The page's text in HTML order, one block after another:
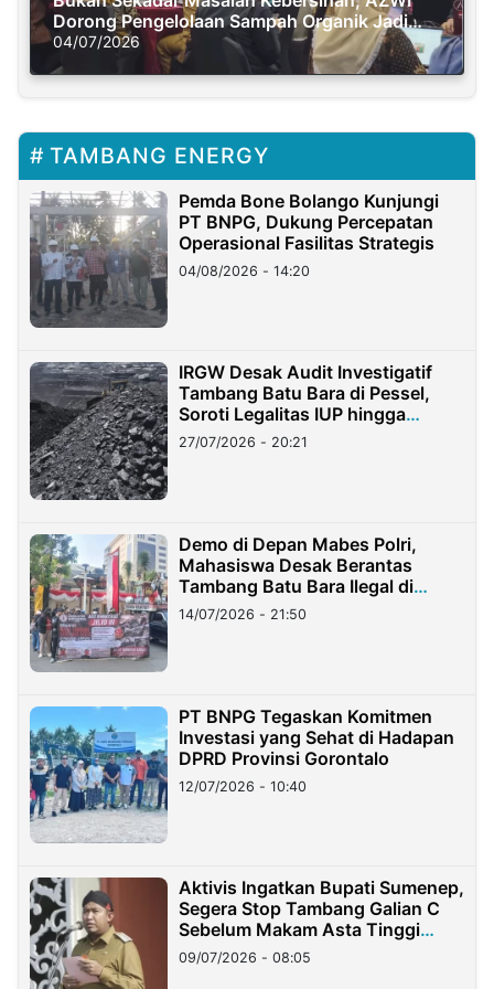
Dorong Pengelolaan Sampah Organik Jadi
Solusi Krisis Iklim
04/07/2026
TAMBANG ENERGY
Pemda Bone Bolango Kunjungi
PT BNPG, Dukung Percepatan
Operasional Fasilitas Strategis
04/08/2026 - 14:20
IRGW Desak Audit Investigatif
Tambang Batu Bara di Pessel,
Soroti Legalitas IUP hingga
Stockpile
27/07/2026 - 20:21
Demo di Depan Mabes Polri,
Mahasiswa Desak Berantas
Tambang Batu Bara Ilegal di
Lampung
14/07/2026 - 21:50
PT BNPG Tegaskan Komitmen
Investasi yang Sehat di Hadapan
DPRD Provinsi Gorontalo
12/07/2026 - 10:40
Aktivis Ingatkan Bupati Sumenep,
Segera Stop Tambang Galian C
Sebelum Makam Asta Tinggi
Longsor
09/07/2026 - 08:05